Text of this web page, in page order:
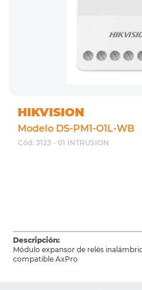
HIKVISION
Modelo DS-PM1-O1L-WB
Cód. 3123 - 01 INTRUSION
Descripción:
Módulo expansor de relés
compatible AxPro